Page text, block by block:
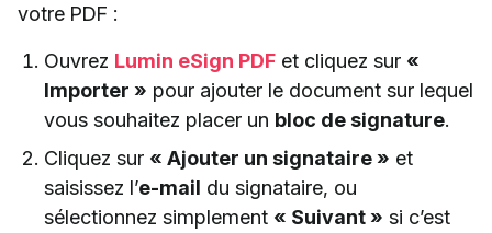
votre PDF :
Ouvrez Lumin eSign PDF et cliquez sur «
Importer » pour ajouter le document sur lequel
vous souhaitez placer un bloc de signature.
Cliquez sur « Ajouter un signataire » et
saisissez l’e-mail du signataire, ou
sélectionnez simplement « Suivant » si c’est